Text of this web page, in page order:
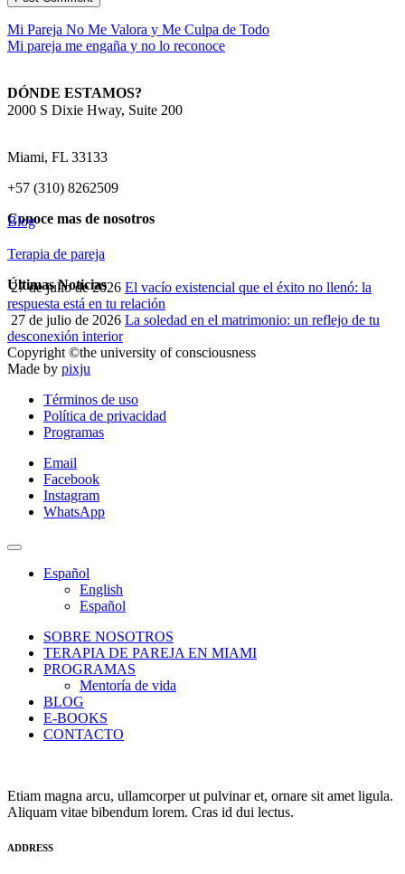
Mi Pareja No Me Valora y Me Culpa de Todo
Mi pareja me engaña y no lo reconoce
DÓNDE ESTAMOS?
2000 S Dixie Hway, Suite 200
Miami, FL 33133
+57 (310) 8262509
Conoce mas de nosotros
Blog
Terapia de pareja
Últimas Noticias
27 de julio de 2026 El vacío existencial que el éxito no llenó: la
respuesta está en tu relación
27 de julio de 2026 La soledad en el matrimonio: un reflejo de tu
desconexión interior
Copyright ©the university of consciousness
Made by pixju
Términos de uso
Política de privacidad
Programas
Email
Facebook
Instagram
WhatsApp
Español
English
Español
SOBRE NOSOTROS
TERAPIA DE PAREJA EN MIAMI
PROGRAMAS
Mentoría de vida
BLOG
E-BOOKS
CONTACTO
Etiam magna arcu, ullamcorper ut pulvinar et, ornare sit amet ligula.
Aliquam vitae bibendum lorem. Cras id dui lectus.
ADDRESS